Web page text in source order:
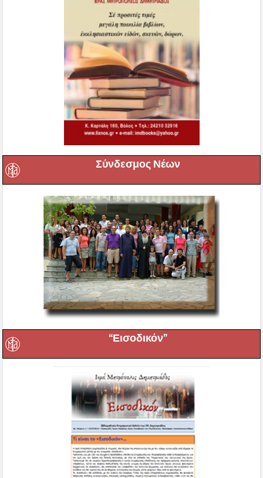
Σύνδεσμος Νέων
“Εισοδικόν”